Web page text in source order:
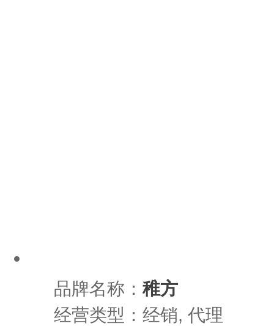
品牌名称： 稚方
经营类型：经销, 代理